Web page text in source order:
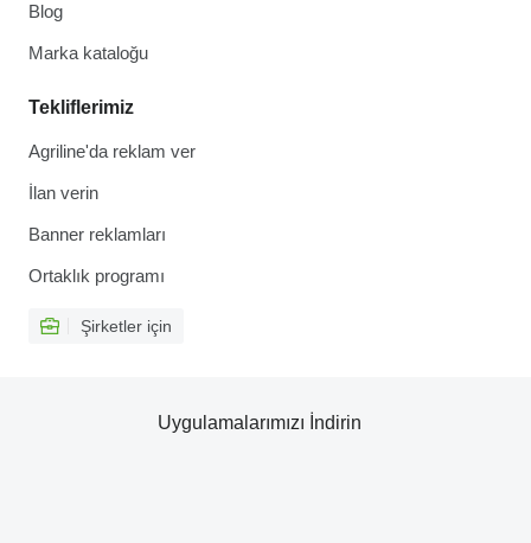
Blog
Marka kataloğu
Tekliflerimiz
Agriline'da reklam ver
İlan verin
Banner reklamları
Ortaklık programı
Şirketler için
Uygulamalarımızı İndirin